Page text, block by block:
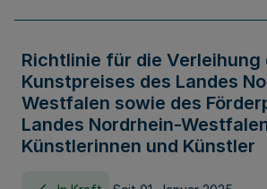
Richtlinie für die Verleihung
Kunstpreises des Landes
Westfalen sowie des
Landes Nordrhein-
Künstlerinnen und Künstler